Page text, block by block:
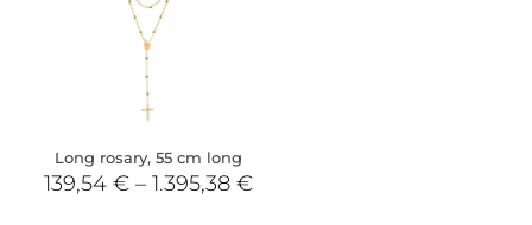
Long rosary, 55 cm long
139,54 €– 1.395,38 €